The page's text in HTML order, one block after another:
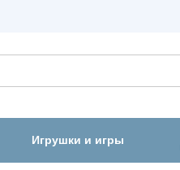
Игрушки и игры